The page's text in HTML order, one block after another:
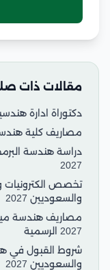
مقالات ذات
دكتوراة ادارة
مصاريف كلية
دراسة هندسة
2027
تخصص الكترونيات
والسعوديين 2027
مصاريف هندسة
2027 الرسمية
شروط القبول في
والسعوديين 2027